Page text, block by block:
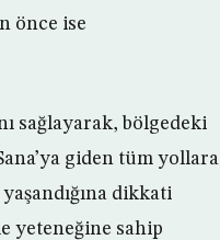
önce ise
sağlayarak, bölgedeki
giden tüm yollara
dikkati
yeteneğine sahip